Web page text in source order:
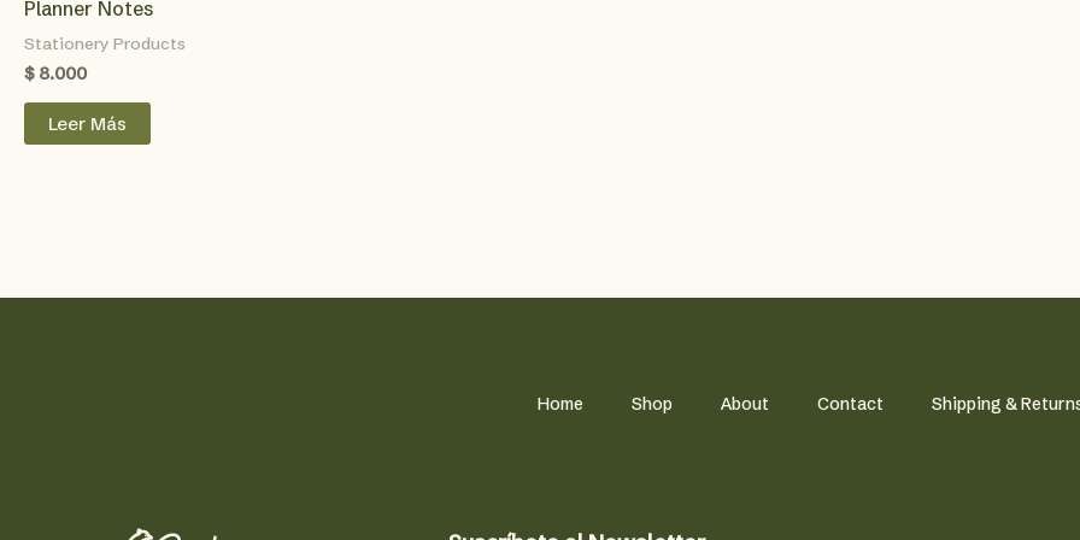
Planner Notes
Stationery Products
$ 8.000
Leer Más
Home Shop About Contact Shipping &
a